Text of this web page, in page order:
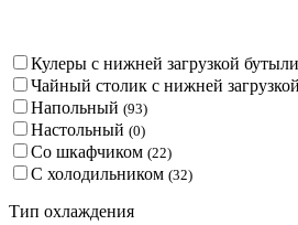
Кулеры с нижней загрузкой бутыли
Чайный столик с нижней
Напольный (93)
Настольный (0)
Со шкафчиком (22)
С холодильником (32)
Тип охлаждения